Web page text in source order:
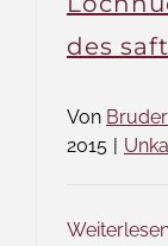
des
Von
2015 |